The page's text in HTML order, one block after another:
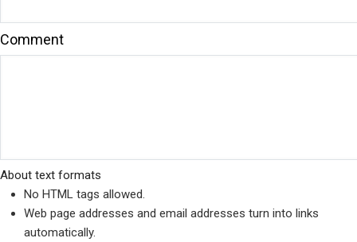
Comment
About text formats
No HTML tags allowed.
Web page addresses and email addresses turn into links
automatically.